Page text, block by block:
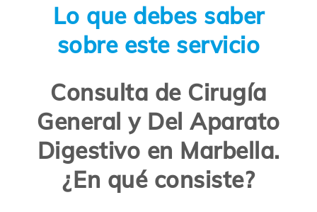
Lo que debes saber
sobre este servicio
Consulta de Cirugía
General y Del Aparato
Digestivo en Marbella.
¿En qué consiste?